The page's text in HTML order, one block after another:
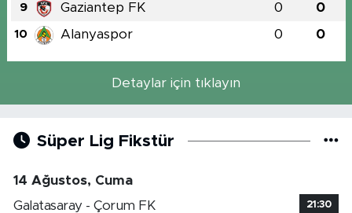
9 Gaziantep FK 0 0
10 Alanyaspor 0 0
Detaylar için tıklayın
Süper Lig Fikstür
14 Ağustos, Cuma
Galatasaray - Çorum FK
21:30